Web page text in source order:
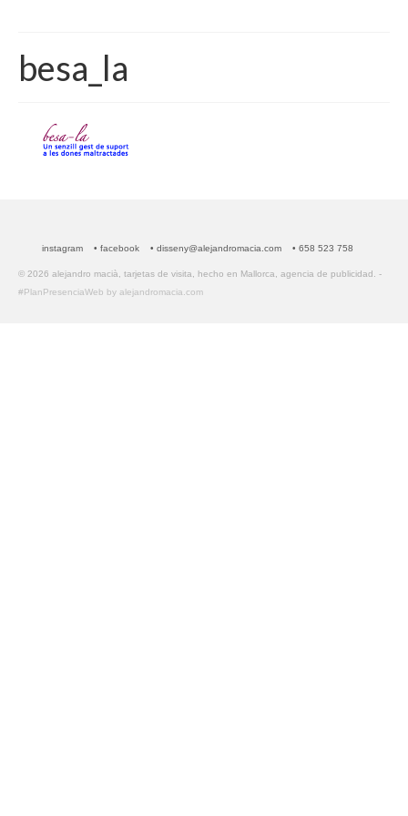
besa_la
instagram • facebook • disseny@alejandromacia.com • 658 523 758
© 2026 alejandro macià, tarjetas de visita, hecho en Mallorca, agencia de publicidad. -
#PlanPresenciaWeb by alejandromacia.com